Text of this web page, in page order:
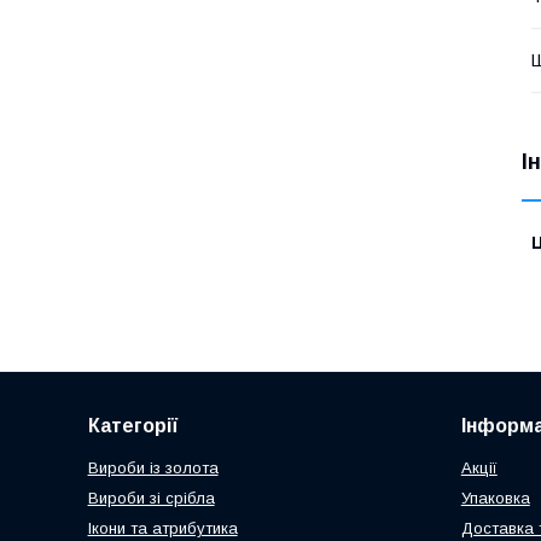
Категорії
Вироби із золота
Вироби зі срібла
Ікони та атрибутика
Акції
Упаковка
Доставка